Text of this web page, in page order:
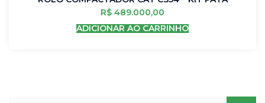
R$ 489.000,00
ADICIONAR AO CARRINHO